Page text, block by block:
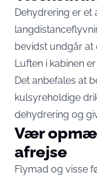
Dehydrering er
bevidst undgår at
Luften i kabinen
Det anbefales at
kulsyreholdige
dehydrering og
Vær
afrejse
Flymad og visse